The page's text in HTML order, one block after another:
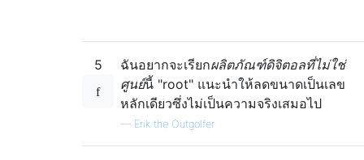
5 ฉันอยากจะเรียกผลิตภัณฑ์ดิจิตอลที่ไม่ใช่
ศูนย์นี้ "root" แนะนำให้ลดขนาดเป็นเลข
หลักเดียวซึ่งไม่เป็นความจริงเสมอไป
— Erik the Outgolfer